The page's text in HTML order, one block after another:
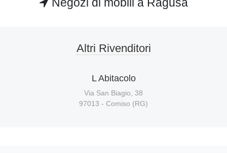
Negozi di mobili a Ragusa
Altri Rivenditori
L Abitacolo
Via San Biagio, 38
97013 - Comiso (RG)